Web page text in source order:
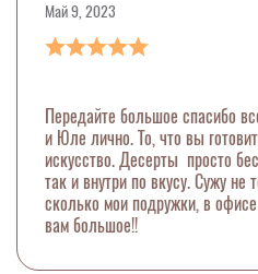
Май 9, 2023
Передайте большое спасибо
и Юле лично. То, что вы
искусство. Десерты просто
так и внутри по вкусу. Сужу не
сколько мои подружки, в
вам большое!!